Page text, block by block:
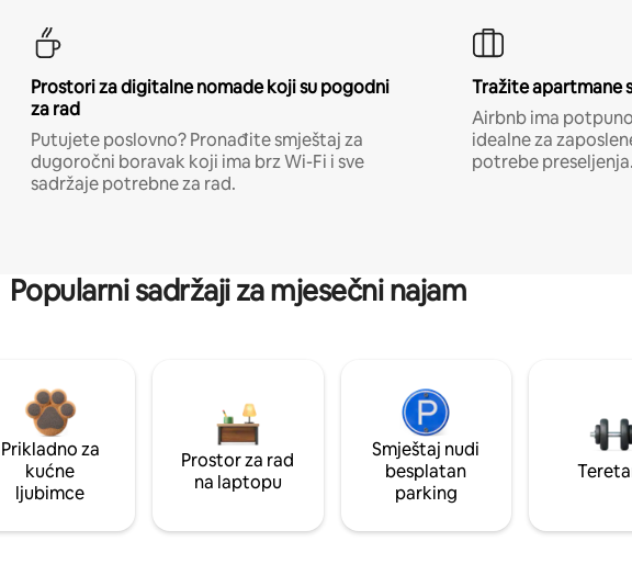
Prostori za digitalne nomade koji su pogodni
za rad
Putujete poslovno? Pronađite smještaj za
dugoročni boravak koji ima brz Wi-Fi i sve
sadržaje potrebne za rad.
Tražite apartmane
Airbnb ima
idealne za
potrebe preseljenja.
Popularni sadržaji za mjesečni najam
Prikladno za
kućne
ljubimce
Prostor za rad
na laptopu
Smještaj nudi
besplatan
parking